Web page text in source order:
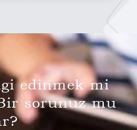
edinmek mi
sorunuz mu